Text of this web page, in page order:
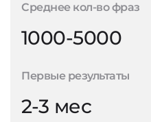
Среднее кол-во фраз
1000-5000
Первые результаты
2-3 мес